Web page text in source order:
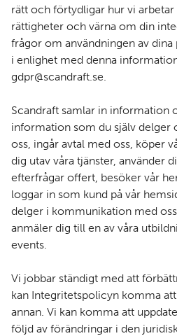
rätt och förtydligar hur vi
rättigheter och värna om din
frågor om användningen av
i enlighet med denna
gdpr@scandraft.se.
Scandraft samlar in information
information som du själv delger
oss, ingår avtal med oss, köper
dig utav våra tjänster, använder
efterfrågar offert, besöker vår
loggar in som kund på vår
delger i kommunikation med
anmäler dig till en av våra
events.
Vi jobbar ständigt med att
kan Integritetspolicyn komma
annan. Vi kan komma att
följd av förändringar i den